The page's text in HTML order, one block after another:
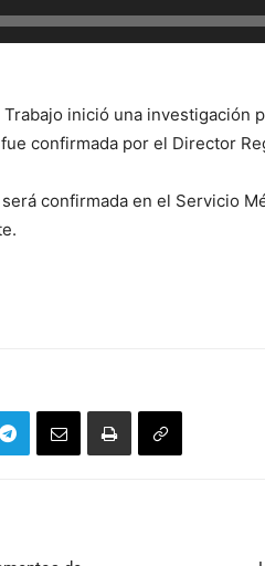
inició una investigación
confirmada por el Director
confirmada en el Servicio